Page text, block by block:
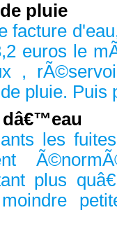
pluie
euros le
,
pluie. Puis
dâ€™eau
les
plus